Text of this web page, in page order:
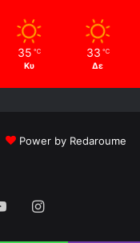
35 ℃
Κυ
33 ℃
Δε
Power by Redaroume
YouTubeInstagram